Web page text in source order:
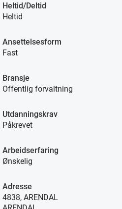
Heltid/Deltid
Heltid
Ansettelsesform
Fast
Bransje
Offentlig forvaltning
Utdanningskrav
Påkrevet
Arbeidserfaring
Ønskelig
Adresse
4838, ARENDAL